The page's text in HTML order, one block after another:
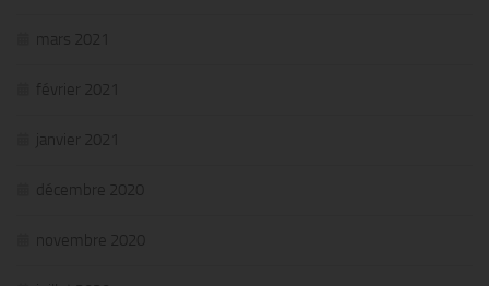
mars 2021
février 2021
janvier 2021
décembre 2020
novembre 2020